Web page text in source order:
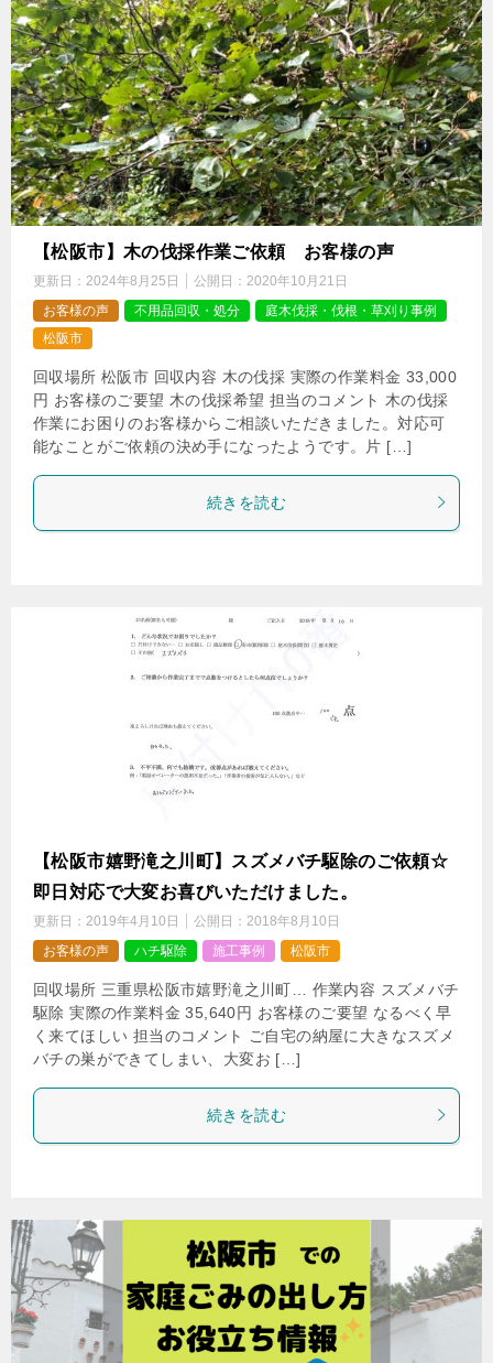
【松阪市】木の伐採作業ご依頼 お客様の声
更新日： 2024年8月25日 公開日： 2020年10月21日
お客様の声
不用品回収・処分
庭木伐採・伐根・草刈り事例
松阪市
回収場所 松阪市 回収内容 木の伐採 実際の作業料金 33,000
円 お客様のご要望 木の伐採希望 担当のコメント 木の伐採
作業にお困りのお客様からご相談いただきました。対応可
能なことがご依頼の決め手になったようです。片 […]
続きを読む
【松阪市嬉野滝之川町】スズメバチ駆除のご依頼☆
即日対応で大変お喜びいただけました。
更新日： 2019年4月10日 公開日： 2018年8月10日
お客様の声
ハチ駆除 施工事例 松阪市
回収場所 三重県松阪市嬉野滝之川町… 作業内容 スズメバチ
駆除 実際の作業料金 35,640円 お客様のご要望 なるべく早
く来てほしい 担当のコメント ご自宅の納屋に大きなスズメ
バチの巣ができてしまい、大変お […]
続きを読む